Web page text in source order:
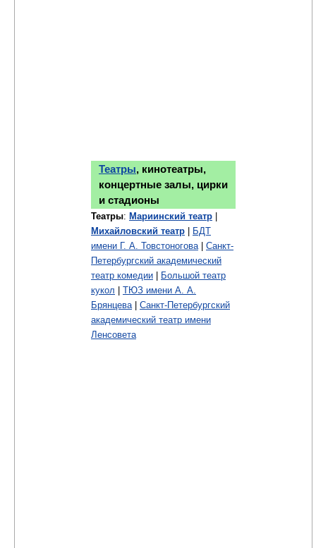
Театры, кинотеатры,
концертные залы, цирки
и стадионы
Театры: Мариинский театр
Михайловский театр
БДТ
имени Г. А. Товстоногова| Санкт-
Петербургский академический
театр комедии
Большой театр
кукол
ТЮЗ имени А. А.
Брянцева| Санкт-Петербургский
академический театр имени
Ленсовета